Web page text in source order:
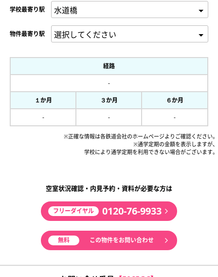
学校最寄り駅
物件最寄り駅
経路
-
１か月 ３か月 ６か月
- - -
※正確な情報は各鉄道会社のホームページよりご確認ください。
※通学定期の金額を表示しますが、
学校により通学定期を利用できない場合がございます。
空室状況確認・内見予約・資料が必要な方は
フリーダイヤル 0120-76-9933
無料 この物件をお問い合わせ